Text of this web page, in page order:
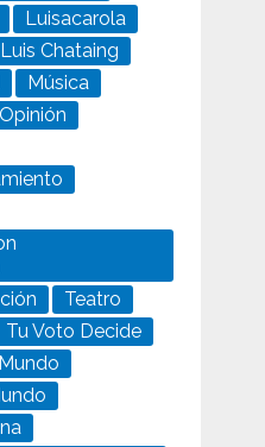
Luisacarola
Luis Chataing
Música
Opinión
Teatro
Tu Voto Decide